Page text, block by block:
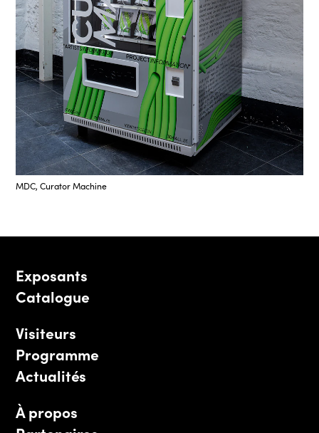
MDC, Curator Machine
Exposants
Catalogue
Visiteurs
Programme
Actualités
À propos